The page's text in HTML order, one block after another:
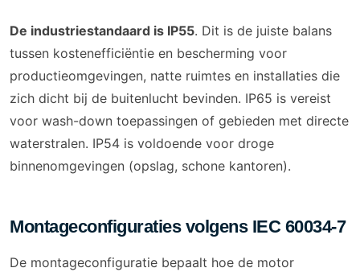
De industriestandaard is IP55. Dit is de juiste balans
tussen kostenefficiëntie en bescherming voor
productieomgevingen, natte ruimtes en installaties die
zich dicht bij de buitenlucht bevinden. IP65 is vereist
voor wash-down toepassingen of gebieden met directe
waterstralen. IP54 is voldoende voor droge
binnenomgevingen (opslag, schone kantoren).
Montageconfiguraties volgens IEC 60034-7
De montageconfiguratie bepaalt hoe de motor